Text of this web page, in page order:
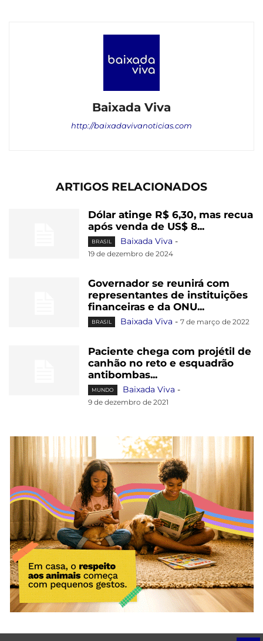
Baixada Viva
http://baixadavivanoticias.com
ARTIGOS RELACIONADOS
Dólar atinge R$ 6,30, mas recua
após venda de US$ 8...
BRASIL Baixada Viva -
19 de dezembro de 2024
Governador se reunirá com
representantes de instituições
financeiras e da ONU...
BRASIL Baixada Viva - 7 de março de 2022
Paciente chega com projétil de
canhão no reto e esquadrão
antibombas...
MUNDO Baixada Viva -
9 de dezembro de 2021